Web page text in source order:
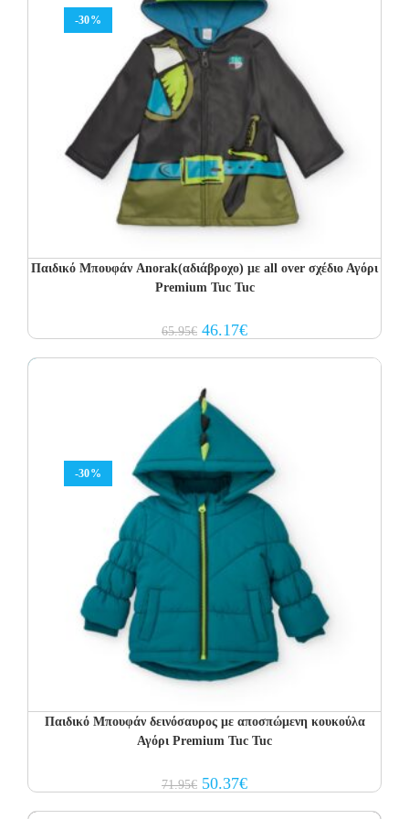
-30%
Παιδικό Μπουφάν Anorak(αδιάβροχο) με all over σχέδιο Αγόρι
Premium Tuc Tuc
65.95€ Original
price
46.17€Current
price
-30%
Παιδικό Μπουφάν δεινόσαυρος με αποσπώμενη κουκούλα
Αγόρι Premium Tuc Tuc
71.95€ Original
price
50.37€Current
price